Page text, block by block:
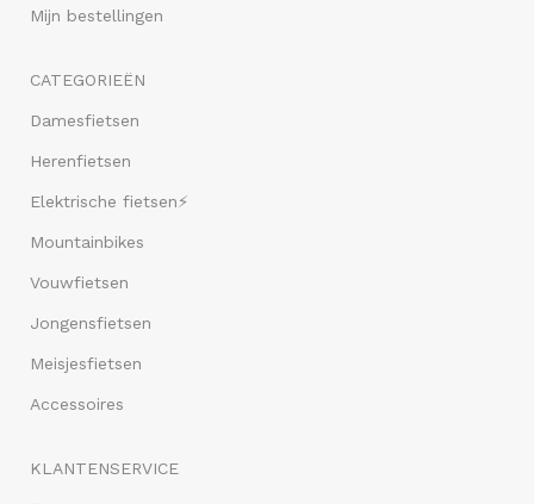
Mijn bestellingen
CATEGORIEËN
Damesfietsen
Herenfietsen
Elektrische fietsen⚡
Mountainbikes
Vouwfietsen
Jongensfietsen
Meisjesfietsen
Accessoires
KLANTENSERVICE